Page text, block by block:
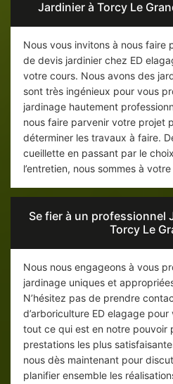
Jardinier à Torcy Le
Nous vous invitons à nous faire
de devis jardinier chez ED
votre cours. Nous avons des
sont très ingénieux pour vous
jardinage hautement
nous faire parvenir votre projet
déterminer les travaux à faire.
cueillette en passant par le
l’entretien, nous sommes à
Se fier à un professionnel
Torcy Le
Nous nous engageons à vous
jardinage uniques et
N’hésitez pas de prendre
d’arboriculture ED elagage
tout ce qui est en notre pouvoir
prestations les plus
nous dès maintenant pour
planifier ensemble les